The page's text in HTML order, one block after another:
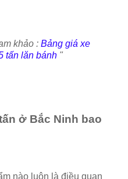
khảo : Bảng giá xe
tấn lăn bánh "
ở Bắc Ninh bao
nào luôn là điều quan